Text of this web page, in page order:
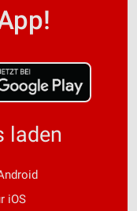
laden
iOS